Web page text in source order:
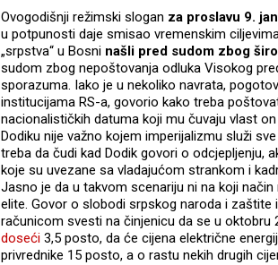
Ovogodišnji režimski slogan za proslavu 9.
u potpunosti daje smisao vremenskim
„srpstva“ u Bosni našli pred sudom zbog
sudom zbog nepoštovanja odluka Visokog
sporazuma. Iako je u nekoliko navrata,
institucijama RS-a, govorio kako treba
nacionalističkih datuma koji mu čuvaju vlast
Dodiku nije važno kojem imperijalizmu služi
treba da čudi kad Dodik govori o odcjepljenju,
koje su uvezane sa vladajućom strankom i
Jasno je da u takvom scenariju ni na koji
elite. Govor o slobodi srpskog naroda i zaštite
računicom svesti na činjenicu da se u oktobru
doseći 3,5 posto, da će cijena električne
privrednike 15 posto, a o rastu nekih drugih